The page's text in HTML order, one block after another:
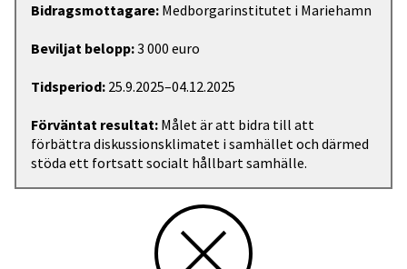
Bidragsmottagare: Medborgarinstitutet i Mariehamn
Beviljat belopp:3 000 euro
Tidsperiod: 25.9.2025–04.12.2025
Förväntat resultat: Målet är att bidra till att
förbättra diskussionsklimatet i samhället och därmed
stöda ett fortsatt socialt hållbart samhälle.